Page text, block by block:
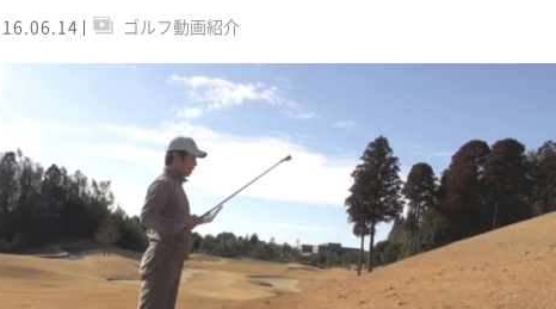
ゴルフ動画紹介